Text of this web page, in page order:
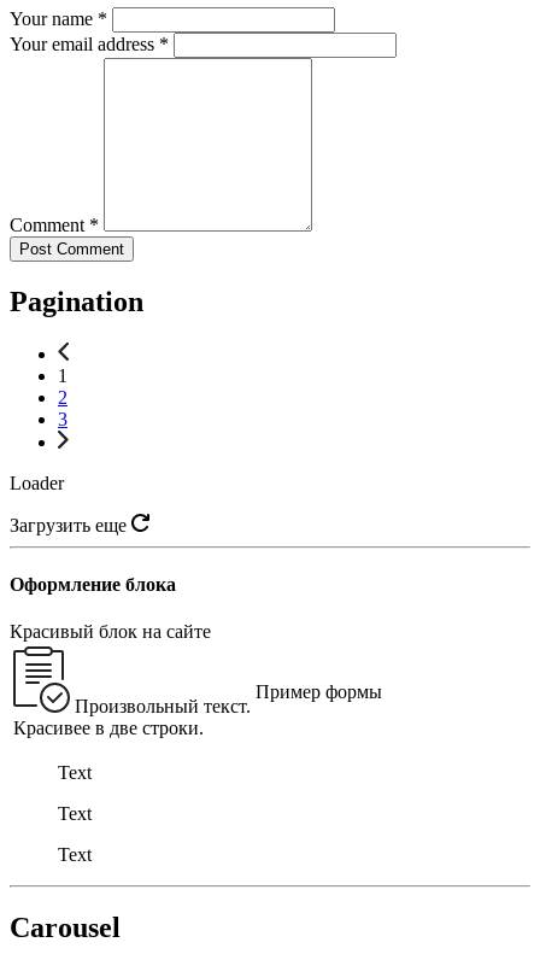
Your name *
Your email address *
Comment *
Pagination
1
2
3
Loader
Загрузить еще
Оформление блока
Красивый блок на сайте
Произвольный текст.
Красивее в две строки.
Пример формы
Text
Text
Text
Carousel